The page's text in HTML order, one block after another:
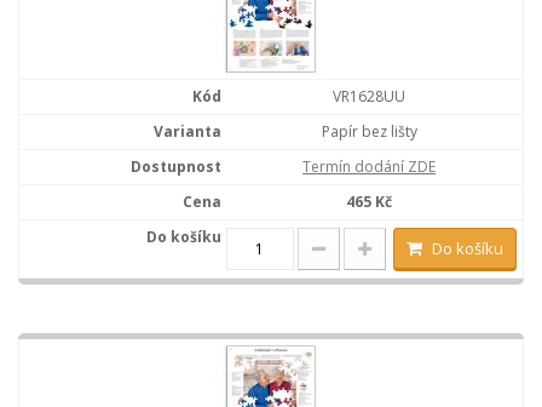
VR1628UU
Papír bez lišty
Termín dodání ZDE
465 Kč
Do košíku